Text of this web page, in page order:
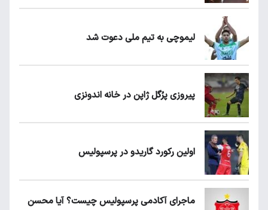
لیموچی به تیم ملی دعوت شد
پیروزی پرُگل ژاپن در خانه اندونزی
اولین رکورد گاریدو در پرسپولیس
ماجرای آکادمی پرسپولیس چیست؟ آیا محسن